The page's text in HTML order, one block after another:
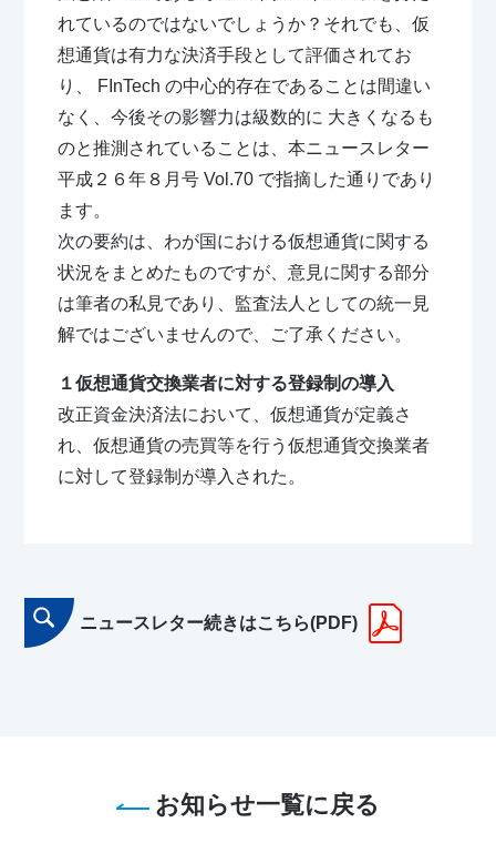
れているのではないでしょうか？それでも、仮
想通貨は有力な決済手段として評価されてお
り、 FInTech の中心的存在であることは間違い
なく、今後その影響力は級数的に 大きくなるも
のと推測されていることは、本ニュースレター
平成２６年８月号 Vol.70 で指摘した通りであり
ます。
次の要約は、わが国における仮想通貨に関する
状況をまとめたものですが、意見に関する部分
は筆者の私見であり、監査法人としての統一見
解ではございませんので、ご了承ください。
１仮想通貨交換業者に対する登録制の導入
改正資金決済法において、仮想通貨が定義さ
れ、仮想通貨の売買等を行う仮想通貨交換業者
に対して登録制が導入された。
ニュースレター続きはこちら(PDF)
お知らせ一覧に戻る